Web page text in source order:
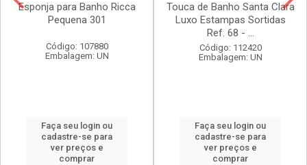
Esponja para Banho Ricca
Pequena 301
Código: 107880
Embalagem: UN
Faça seu login ou
cadastre-se para
ver preços e
comprar
Touca de Banho Santa Clara
Luxo Estampas Sortidas
Ref. 68 - ...
Código: 112420
Embalagem: UN
Faça seu login ou
cadastre-se para
ver preços e
comprar